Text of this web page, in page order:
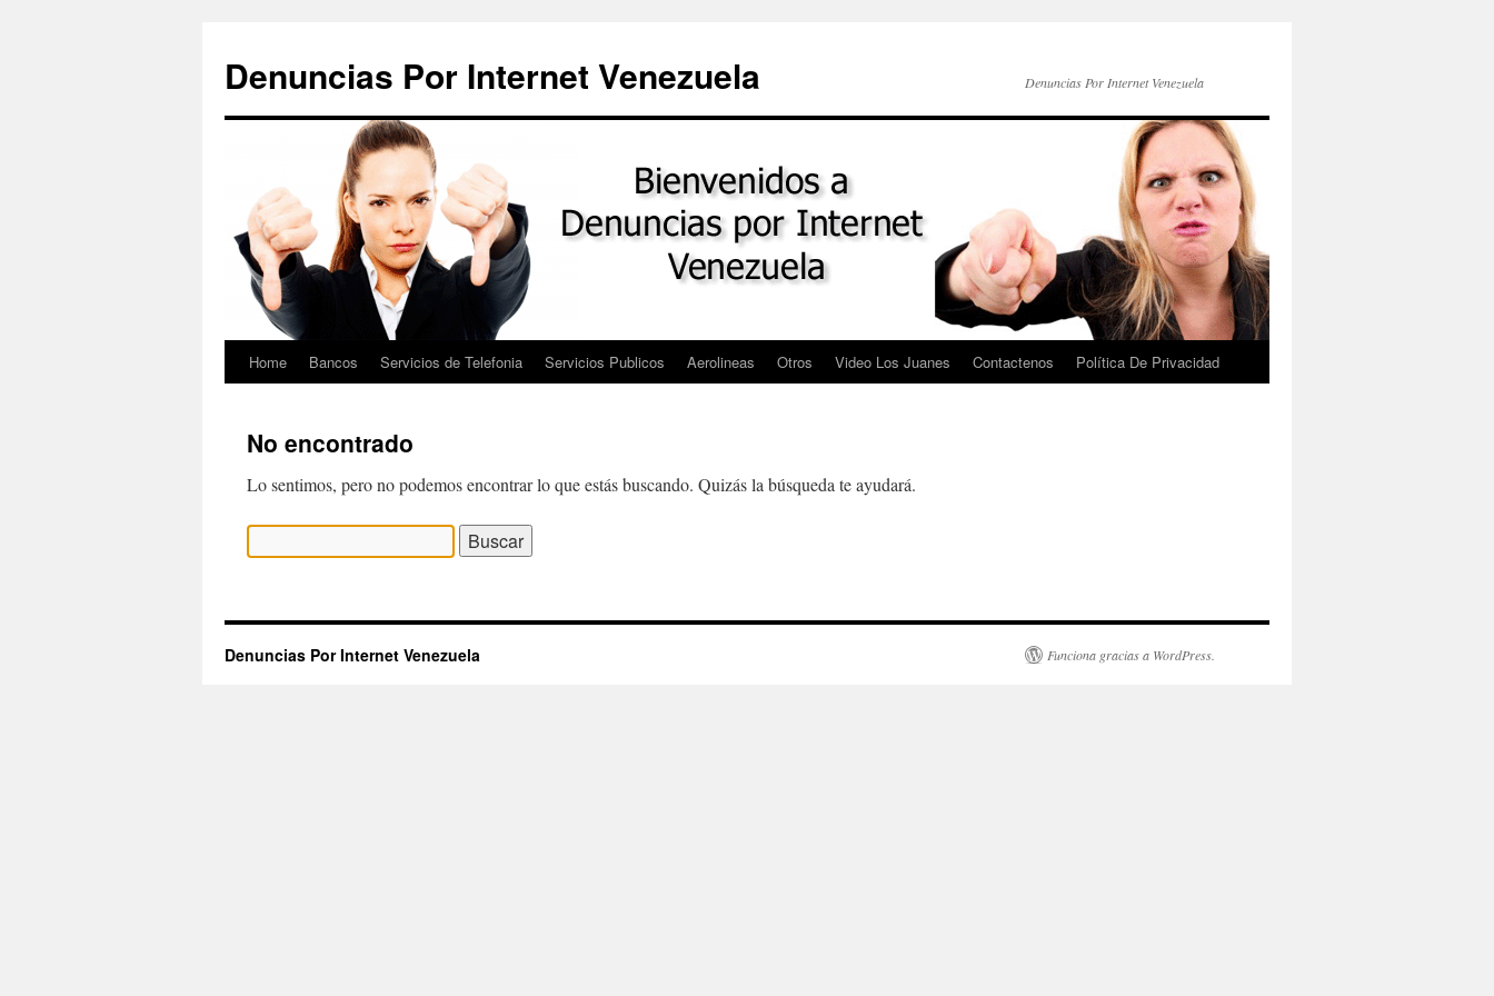
contenido
Denuncias Por Internet Venezuela Denuncias Por Internet Venezuela
Home Bancos Servicios de Telefonia Servicios Publicos Aerolineas Otros Video Los Juanes Contactenos Política De Privacidad
No encontrado
Lo sentimos, pero no podemos encontrar lo que estás buscando. Quizás la búsqueda te ayudará.
Denuncias Por Internet Venezuela Funciona gracias a WordPress.